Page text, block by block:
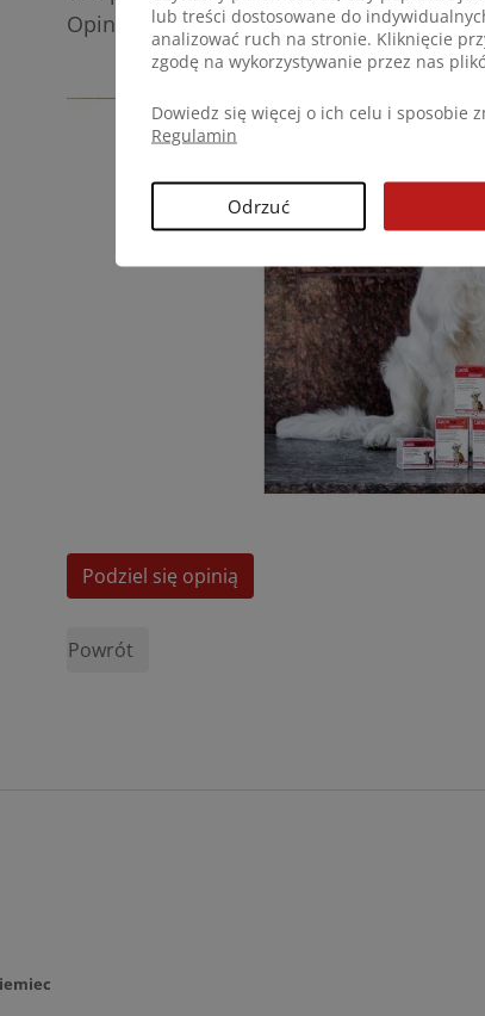
Opinia P & Pets, dystrybutora Dogoteki z
Podziel się opinią
Powrót
lub treści dostosowane do
analizować ruch na stronie. Kliknięcie
zgodę na wykorzystywanie przez nas
Dowiedz się więcej o ich celu i sposobie
Regulamin
Odrzuć